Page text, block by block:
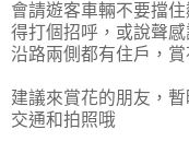
會請遊客車輛不要擋
得打個招呼，或說聲感
沿路兩側都有住戶，
建議來賞花的朋友，
交通和拍照哦